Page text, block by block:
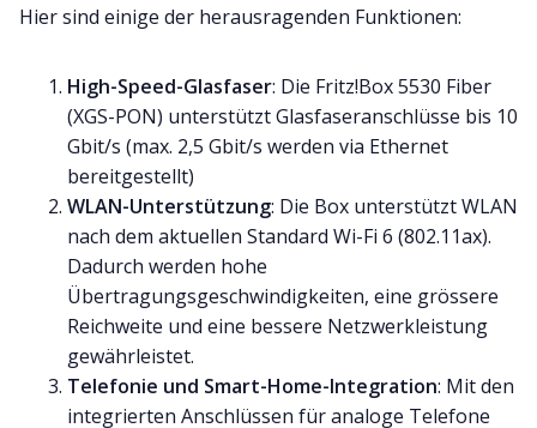
Hier sind einige der herausragenden Funktionen:
High-Speed-Glasfaser: Die Fritz!Box 5530 Fiber
(XGS-PON) unterstützt Glasfaseranschlüsse bis 10
Gbit/s (max. 2,5 Gbit/s werden via Ethernet
bereitgestellt)
WLAN-Unterstützung: Die Box unterstützt WLAN
nach dem aktuellen Standard Wi-Fi 6 (802.11ax).
Dadurch werden hohe
Übertragungsgeschwindigkeiten, eine grössere
Reichweite und eine bessere Netzwerkleistung
gewährleistet.
Telefonie und Smart-Home-Integration: Mit den
integrierten Anschlüssen für analoge Telefone